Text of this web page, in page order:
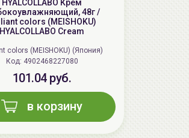
HYALCOLLABO Крем
48г /
colors (MEISHOKU)
HYALCOLLABO Cream
colors (MEISHOKU) (Япония)
Код: 4902468227080
101.04 руб.
в корзину